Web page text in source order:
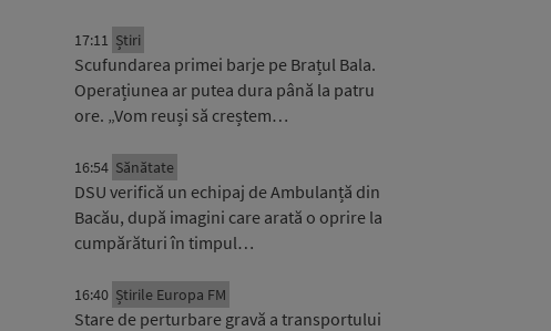
17:11 Știri
Scufundarea primei barje pe Brațul Bala.
Operațiunea ar putea dura până la patru
ore. „Vom reuși să creștem…
16:54 Sănătate
DSU verifică un echipaj de Ambulanță din
Bacău, după imagini care arată o oprire la
cumpărături în timpul…
16:40 Știrile Europa FM
Stare de perturbare gravă a transportului